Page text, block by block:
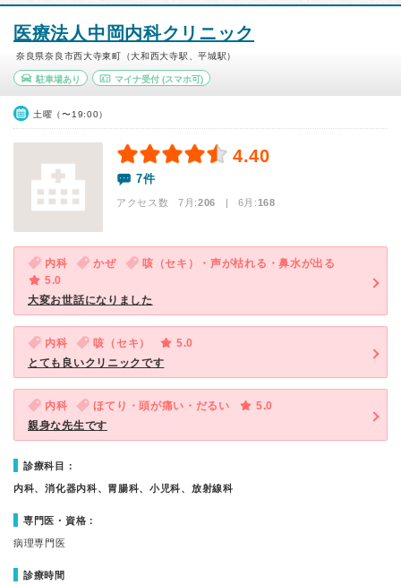
医療法人中岡内科クリニック
奈良県奈良市西大寺東町（大和西大寺駅、平城駅）
駐車場あり マイナ受付(スマホ可)
土曜（〜19:00）
4.40
7件
アクセス数 7月:206 | 6月:168
内科 かぜ
咳（セキ）・声が枯れる・鼻水が出る
5.0
大変お世話になりました
内科 咳（セキ）
5.0
とても良いクリニックです
内科 ほてり・頭が痛い・だるい
5.0
親身な先生です
診療科目：
内科、消化器内科、胃腸科、小児科、放射線科
専門医・資格：
病理専門医
診療時間